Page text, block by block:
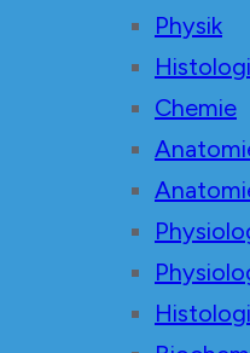
Physik
Chemie